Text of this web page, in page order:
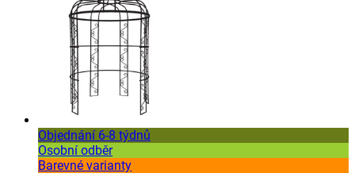
Objednání 6-8 týdnů
Osobní odběr
Barevné varianty